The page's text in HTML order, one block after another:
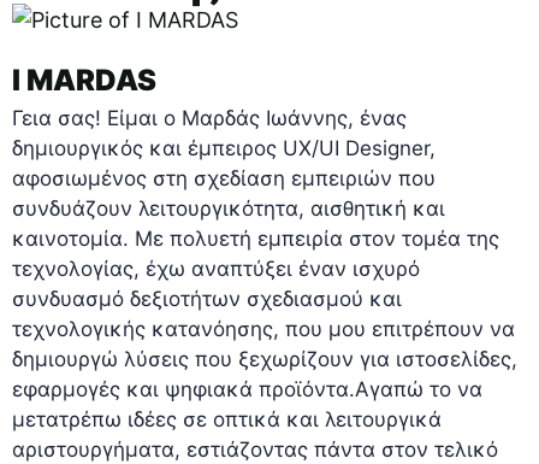
I MARDAS
Γεια σας! Είμαι ο Μαρδάς Ιωάννης, ένας
δημιουργικός και έμπειρος UX/UI Designer,
αφοσιωμένος στη σχεδίαση εμπειριών που
συνδυάζουν λειτουργικότητα, αισθητική και
καινοτομία. Με πολυετή εμπειρία στον τομέα της
τεχνολογίας, έχω αναπτύξει έναν ισχυρό
συνδυασμό δεξιοτήτων σχεδιασμού και
τεχνολογικής κατανόησης, που μου επιτρέπουν να
δημιουργώ λύσεις που ξεχωρίζουν για ιστοσελίδες,
εφαρμογές και ψηφιακά προϊόντα.Αγαπώ το να
μετατρέπω ιδέες σε οπτικά και λειτουργικά
αριστουργήματα, εστιάζοντας πάντα στον τελικό